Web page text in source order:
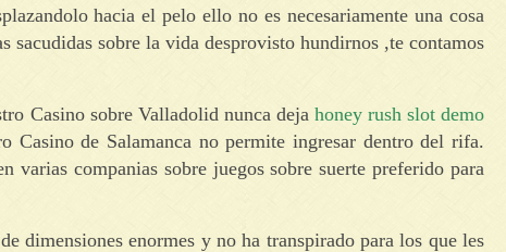
hacia el pelo ello no es necesariamente una cosa
sacudidas sobre la vida desprovisto hundirnos ,te contamos
Casino sobre Valladolid nunca deja honey rush slot demo
Casino de Salamanca no permite ingresar dentro del rifa.
varias companias sobre juegos sobre suerte preferido para
dimensiones enormes y no ha transpirado para los que les